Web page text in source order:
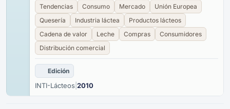
Tendencias
Consumo Mercado
Unión Europea
Quesería
Industria láctea
Productos lácteos
Cadena de valor
Leche Compras
Consumidores
Distribución comercial
Edición
INTI-Lácteos 2010